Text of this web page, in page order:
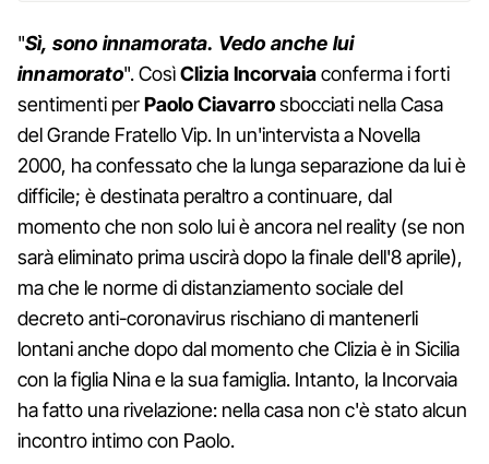
"Sì, sono innamorata. Vedo anche lui
innamorato". CosìClizia Incorvaiaconferma i forti
sentimenti perPaolo Ciavarrosbocciati nella Casa
del Grande Fratello Vip. In un'intervista a Novella
2000, ha confessato che la lunga separazione da lui è
difficile; è destinata peraltro a continuare, dal
momento che non solo lui è ancora nel reality (se non
sarà eliminato prima uscirà dopo la finale dell'8 aprile),
ma che le norme di distanziamento sociale del
decreto anti-coronavirus rischiano di mantenerli
lontani anche dopo dal momento che Clizia è in Sicilia
con la figlia Nina e la sua famiglia. Intanto, la Incorvaia
ha fatto una rivelazione: nella casa non c'è stato alcun
incontro intimo con Paolo.